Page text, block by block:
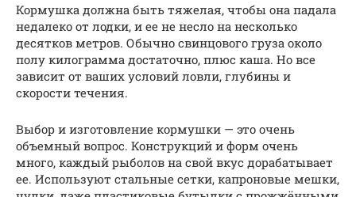
Кормушка должна быть тяжелая, чтобы она падала
недалеко от лодки, и ее не несло на несколько
десятков метров. Обычно свинцового груза около
полу килограмма достаточно, плюс каша. Но все
зависит от ваших условий ловли, глубины и
скорости течения.
Выбор и изготовление кормушки — это очень
объемный вопрос. Конструкций и форм очень
много, каждый рыболов на свой вкус дорабатывает
ее. Используют стальные сетки, капроновые мешки,